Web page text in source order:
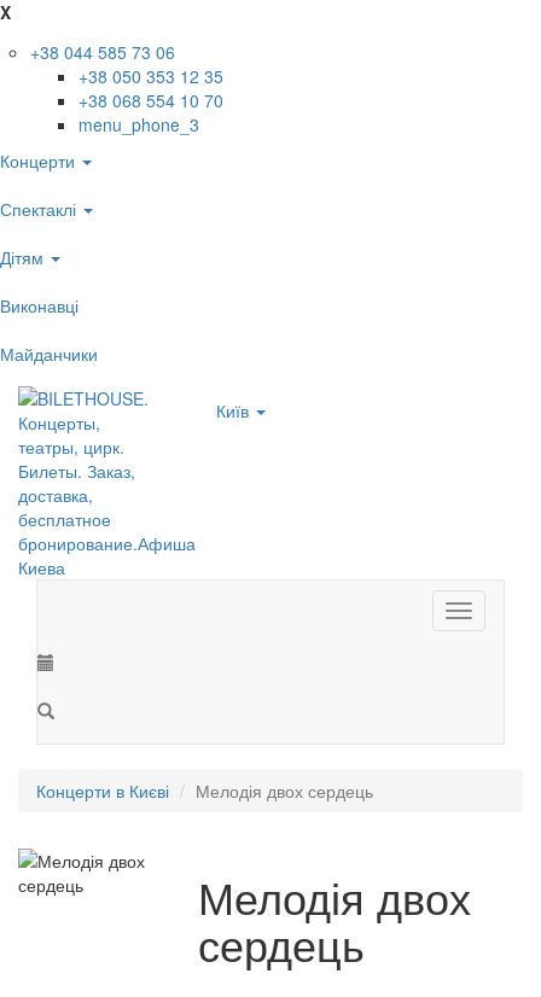
X
+38 044 585 73 06
+38 050 353 12 35
+38 068 554 10 70
menu_phone_3
Концерти
Спектаклі
Дітям
Виконавці
Майданчики
Київ
Toggle
navigation
Концерти в Києві Мелодія двох сердець
Мелодія двох
сердець